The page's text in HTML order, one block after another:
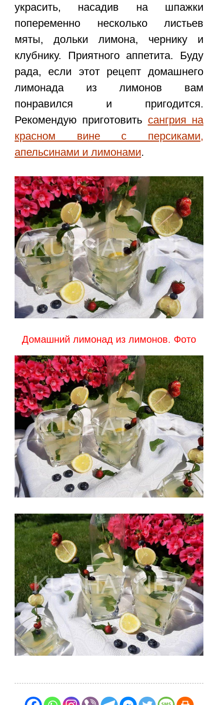
украсить, насадив на шпажки
попеременно несколько листьев
мяты, дольки лимона, чернику и
клубнику. Приятного аппетита. Буду
рада, если этот рецепт домашнего
лимонада из лимонов вам
понравился и пригодится.
Рекомендую приготовить сангрия на
красном вине с персиками,
апельсинами и лимонами.
Домашний лимонад из лимонов. Фото